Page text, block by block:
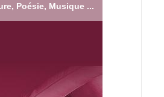
Poésie, Musique ...